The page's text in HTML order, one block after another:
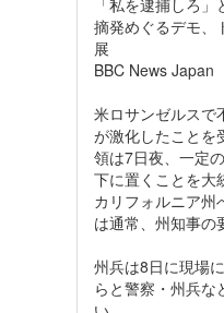
摘発めぐるデモ、
展
BBC News Japan
米ロサンゼルスで
が激化したことを
領は7日夜、一定
下に置くことを大
カリフォルニア州
は通常、州知事の
州兵は8日に現場
らと警察・州兵な